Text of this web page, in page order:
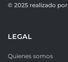
© 2025 realizado por
LEGAL
Quienes somos